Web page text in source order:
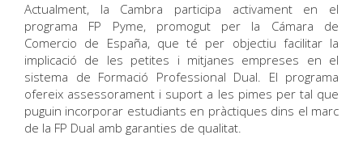
Actualment, la Cambra participa activament en el
programa FP Pyme, promogut per la Cámara de
Comercio de España, que té per objectiu facilitar la
implicació de les petites i mitjanes empreses en el
sistema de Formació Professional Dual. El programa
ofereix assessorament i suport a les pimes per tal que
puguin incorporar estudiants en pràctiques dins el marc
de la FP Dual amb garanties de qualitat.